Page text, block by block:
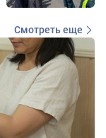
Смотреть еще